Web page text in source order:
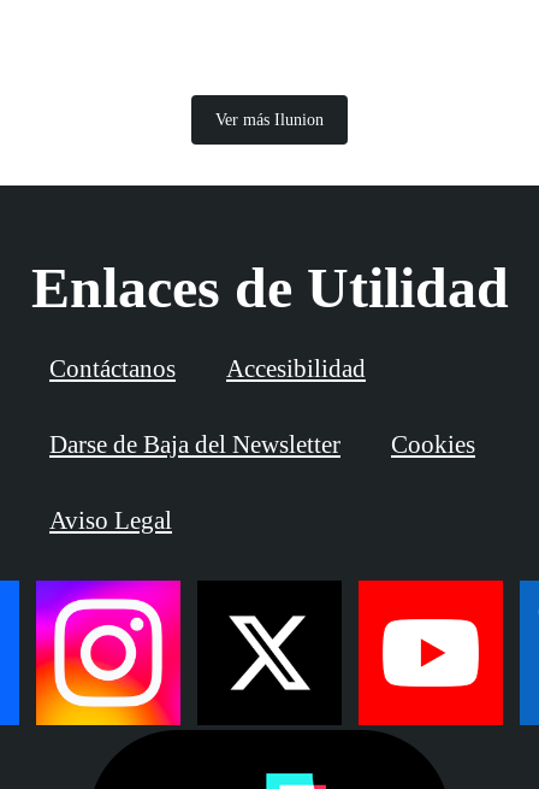
Ver más Ilunion
Enlaces de Utilidad
Contáctanos Accesibilidad
Darse de Baja del Newsletter Cookies
Aviso Legal